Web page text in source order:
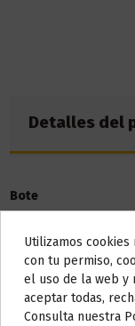
Detalles del
Bote
Marca
Kings Crest
Referencia 000721
En stock 7 Artículos
Utilizamos cookies
con tu permiso,
el uso de la web y
aceptar todas,
Consulta nuestra